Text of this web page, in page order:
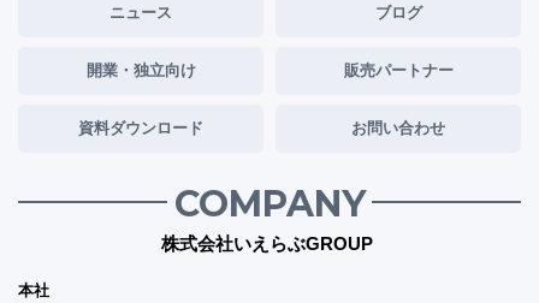
ニュース ブログ
開業・独立向け 販売パートナー
資料ダウンロード お問い合わせ
COMPANY
株式会社いえらぶGROUP
本社